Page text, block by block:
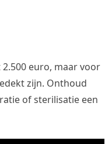
euro, maar voor
zijn. Onthoud
of sterilisatie een